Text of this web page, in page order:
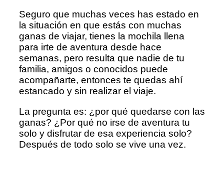
Seguro que muchas veces has estado en
la situación en que estás con muchas
ganas de viajar, tienes la mochila llena
para irte de aventura desde hace
semanas, pero resulta que nadie de tu
familia, amigos o conocidos puede
acompañarte, entonces te quedas ahí
estancado y sin realizar el viaje.
La pregunta es: ¿por qué quedarse con las
ganas? ¿Por qué no irse de aventura tu
solo y disfrutar de esa experiencia solo?
Después de todo solo se vive una vez.